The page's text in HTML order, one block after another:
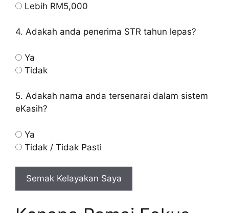
Lebih RM5,000
4. Adakah anda penerima STR tahun lepas?
Ya
Tidak
5. Adakah nama anda tersenarai dalam sistem
eKasih?
Ya
Tidak / Tidak Pasti
Semak Kelayakan Saya